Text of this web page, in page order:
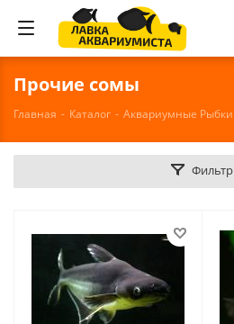
Прочие сомы
Главная - Каталог - Аквариумные Рыбки
Фильтр